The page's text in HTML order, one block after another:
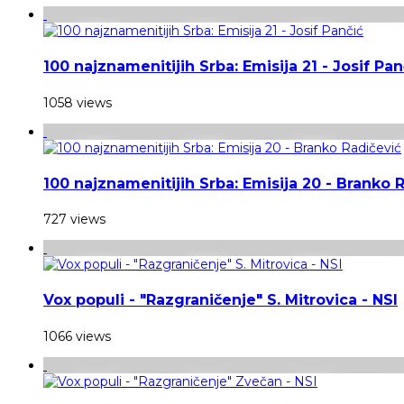
100 najznamenitijih Srba: Emisija 21 - Josif
1058 views
100 najznamenitijih Srba: Emisija 20 - Branko
727 views
Vox populi - "Razgraničenje" S. Mitrovica - NSI
1066 views